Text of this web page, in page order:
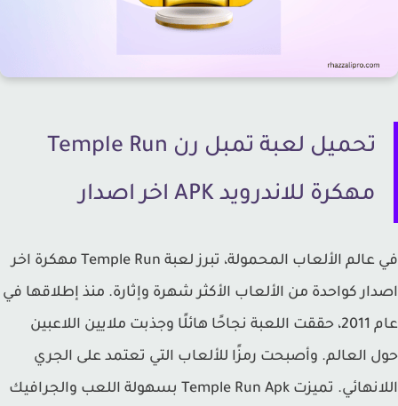
تحميل لعبة تمبل رن Temple Run
مهكرة للاندرويد APK اخر اصدار
في عالم الألعاب المحمولة، تبرز لعبة Temple Run مهكرة اخر
كواحدة من الألعاب الأكثر شهرة وإثارة. منذ إطلاقها في
عام 2011، حققت اللعبة نجاحًا هائلًا وجذبت ملايين اللاعبين
العالم. وأصبحت رمزًا للألعاب التي تعتمد على الجري
اللانهائي. تميزت Temple Run Apk بسهولة اللعب والجرافيك